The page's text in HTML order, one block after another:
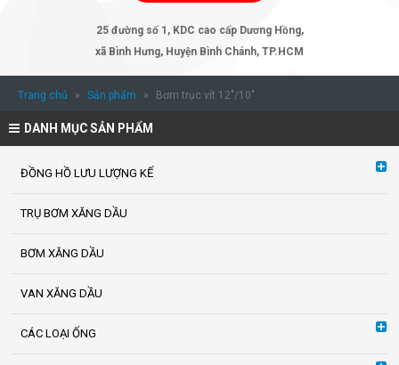
25 đường số 1, KDC cao cấp Dương Hồng,
xã Bình Hưng, Huyện Bình Chánh, TP.HCM
Trang chủ » Sản phẩm » Bơm trục vít 12″/10″
DANH MỤC SẢN PHẨM
ĐỒNG HỒ LƯU LƯỢNG KẾ
TRỤ BƠM XĂNG DẦU
BƠM XĂNG DẦU
VAN XĂNG DẦU
CÁC LOẠI ỐNG